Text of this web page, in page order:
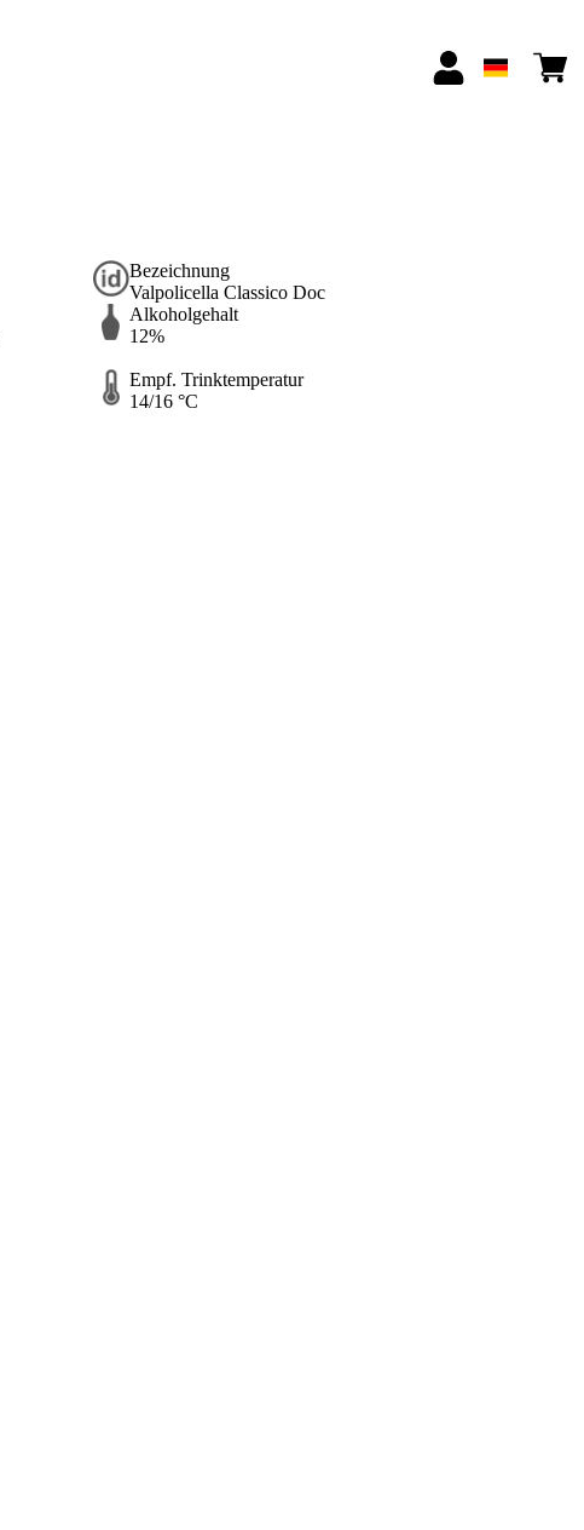
Bezeichnung
Valpolicella Classico Doc
Alkoholgehalt
12%
Empf. Trinktemperatur
14/16 °C